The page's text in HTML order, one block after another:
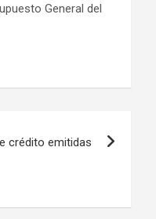
General del
crédito emitidas